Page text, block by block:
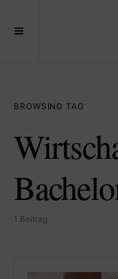
BROWSING TAG
1 Beitrag